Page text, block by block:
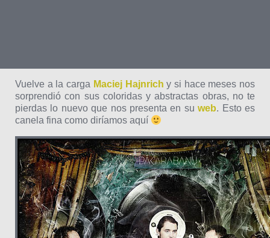
Vuelve a la carga Maciej Hajnrich y si hace meses nos
sorprendió con sus coloridas y abstractas obras, no te
pierdas lo nuevo que nos presenta en suweb. Esto es
canela fina como diríamos aquí